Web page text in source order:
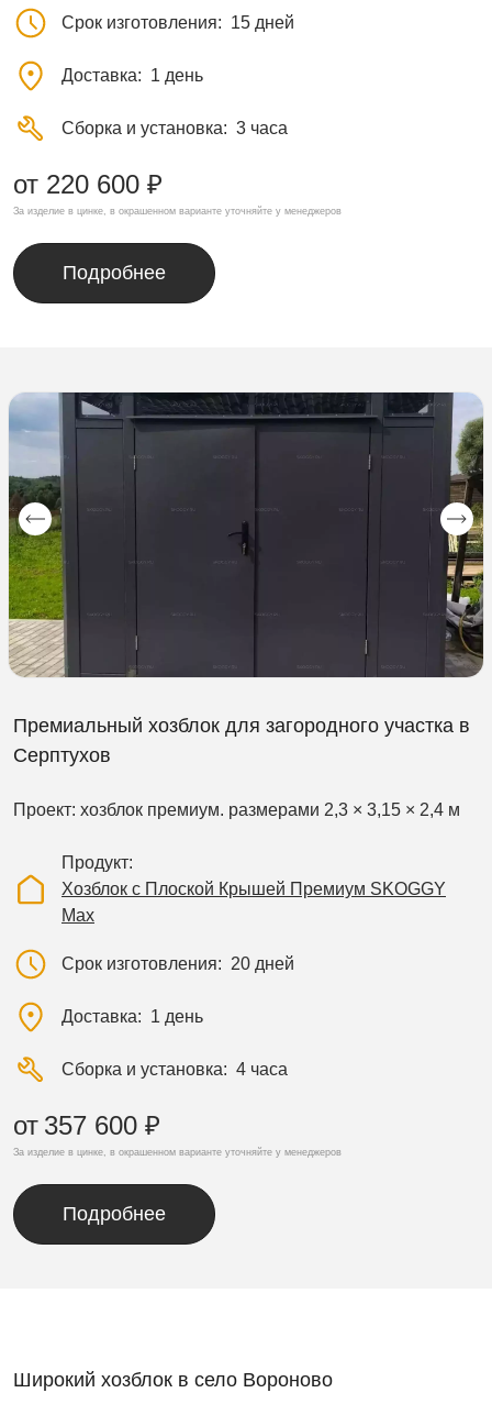
Срок изготовления 15 дней
Доставка 1 день
Сборка и установка 3 часа
от 220 600 ₽
За изделие в цинке, в окрашенном варианте уточняйте у менеджеров
Подробнее
Премиальный хозблок для загородного участка в
Серптухов
Проект: хозблок премиум. размерами 2,3 × 3,15 × 2,4 м
Продукт
Хозблок с Плоской Крышей Премиум SKOGGY
Max
Срок изготовления 20 дней
Доставка 1 день
Сборка и установка 4 часа
от 357 600 ₽
За изделие в цинке, в окрашенном варианте уточняйте у менеджеров
Подробнее
Широкий хозблок в село Вороново